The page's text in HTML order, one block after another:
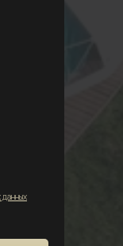
данных